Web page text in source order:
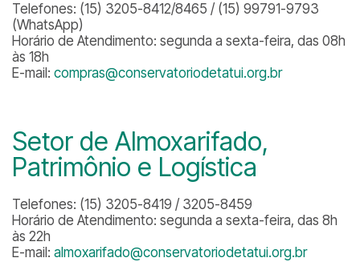
Telefones: (15) 3205-8412/8465 / (15) 99791-9793
(WhatsApp)
Horário de Atendimento: segunda a sexta-feira, das 08h
às 18h
E-mail: compras@conservatoriodetatui.org.br
Setor de Almoxarifado,
Patrimônio e Logística
Telefones: (15) 3205-8419 / 3205-8459
Horário de Atendimento: segunda a sexta-feira, das 8h
às 22h
E-mail: almoxarifado@conservatoriodetatui.org.br